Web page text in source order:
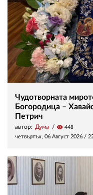
Чудотворната
Богородица –
Петрич
автор: Дума visibility 448
четвъртък, 06 Август 2026 /